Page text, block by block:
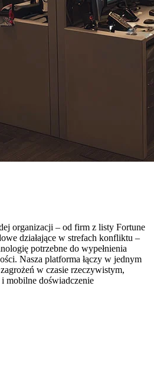
organizacji – od firm z listy Fortune
działające w strefach konfliktu –
potrzebne do wypełnienia
Nasza platforma łączy w jednym
w czasie rzeczywistym,
mobilne doświadczenie